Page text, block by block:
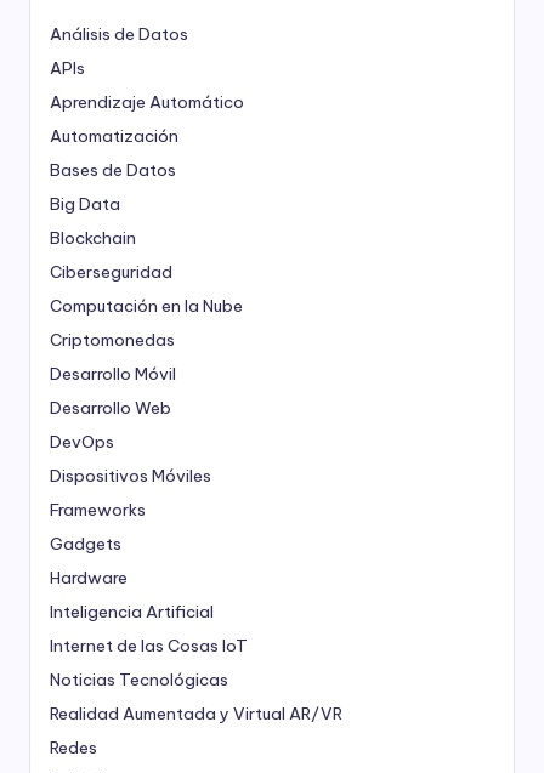
Análisis de Datos
APIs
Aprendizaje Automático
Automatización
Bases de Datos
Big Data
Blockchain
Ciberseguridad
Computación en la Nube
Criptomonedas
Desarrollo Móvil
Desarrollo Web
DevOps
Dispositivos Móviles
Frameworks
Gadgets
Hardware
Inteligencia Artificial
Internet de las Cosas IoT
Noticias Tecnológicas
Realidad Aumentada y Virtual AR/VR
Redes